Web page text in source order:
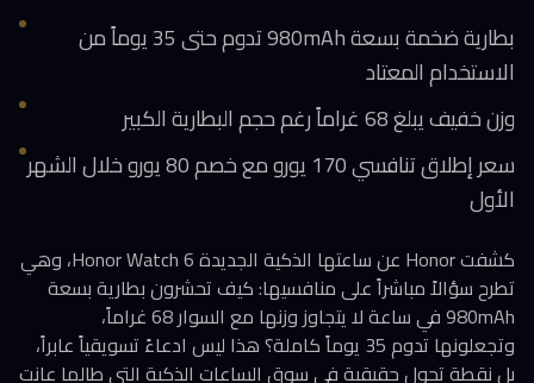
بطارية ضخمة بسعة 980mAh تدوم حتى 35 يوماً من
الاستخدام المعتاد
وزن خفيف يبلغ 68 غراماً رغم حجم البطارية الكبير
سعر إطلاق تنافسي 170 يورو مع خصم 80 يورو خلال الشهر
الأول
كشفت Honor عن ساعتها الذكية الجديدة Honor Watch 6، وهي
تطرح سؤالاً مباشراً على منافسيها: كيف تحشرون بطارية بسعة
980mAh في ساعة لا يتجاوز وزنها مع السوار 68 غراماً،
وتجعلونها تدوم 35 يوماً كاملة؟ هذا ليس ادعاءً تسويقياً عابراً،
بل نقطة تحول حقيقية في سوق الساعات الذكية التي طالما عانت